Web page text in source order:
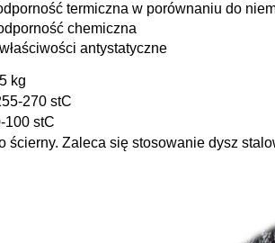
termiczna w porównaniu do
chemiczna
antystatyczne
kg
270 stC
100 stC
ścierny. Zaleca się stosowanie dysz